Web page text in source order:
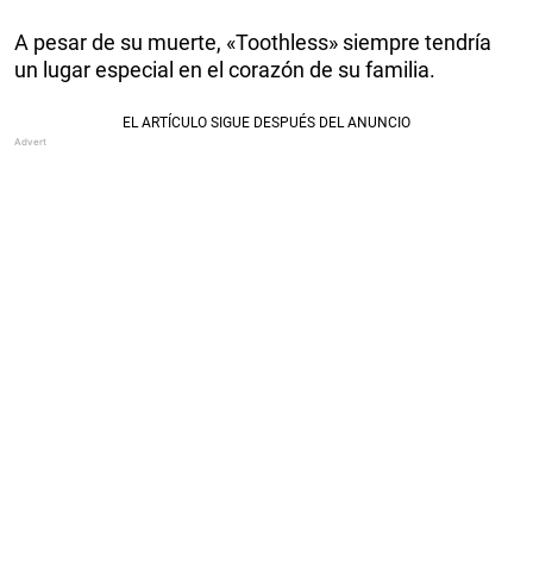
A pesar de su muerte, «Toothless» siempre tendría
un lugar especial en el corazón de su familia.